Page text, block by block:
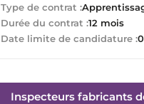
Type de contrat :
Durée du contrat :12 mois
Date limite de candidature :
Inspecteurs fabricants